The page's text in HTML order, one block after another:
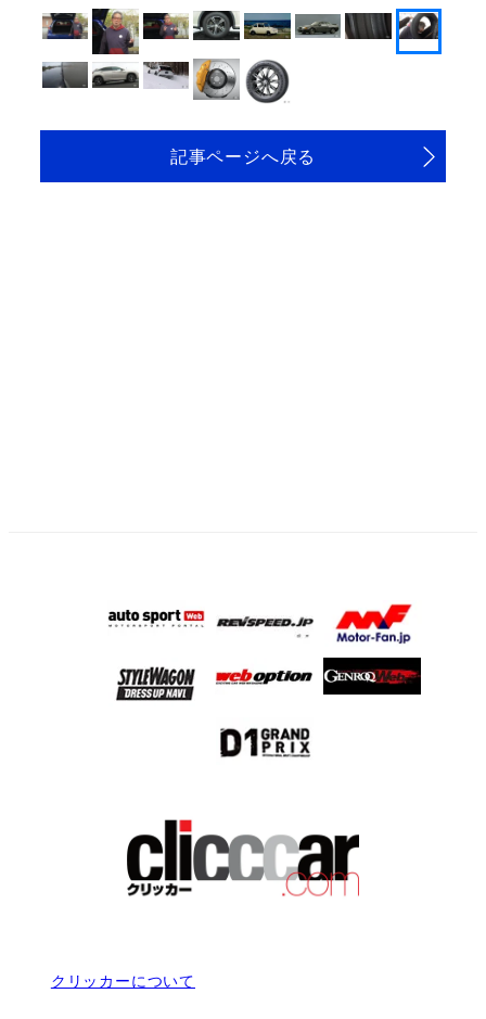
記事ページへ戻る
クリッカーについて